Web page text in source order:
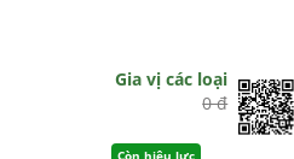
Gia vị các loại
0 đ
Còn hiệu lực